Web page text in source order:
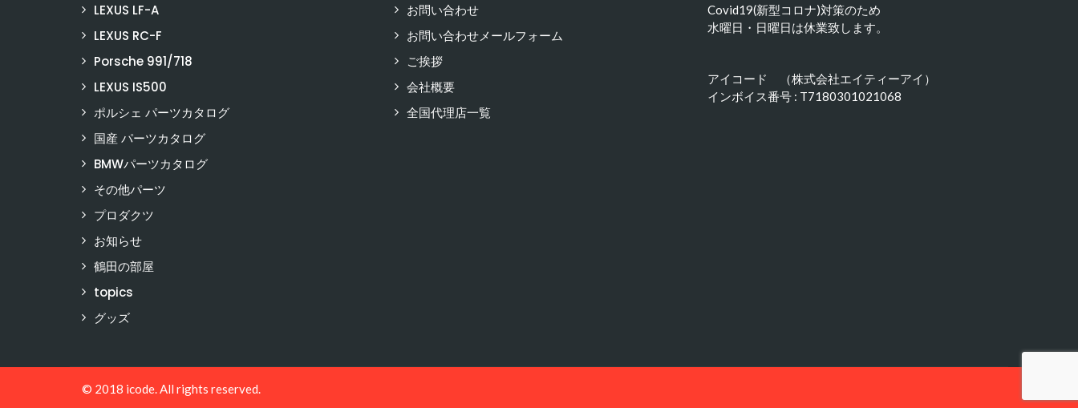
LEXUS LF-A
LEXUS RC-F
Porsche 991/718
LEXUS IS500
ポルシェ パーツカタログ
国産 パーツカタログ
BMWパーツカタログ
その他パーツ
プロダクツ
お知らせ
鶴田の部屋
topics
グッズ
お問い合わせ
お問い合わせメールフォーム
ご挨拶
会社概要
全国代理店一覧
Covid19(新型コロナ)対策のため
水曜日・日曜日は休業致します。
アイコード （株式会社エイティーアイ）
インボイス番号 : T7180301021068
© 2018 icode. All rights reserved.